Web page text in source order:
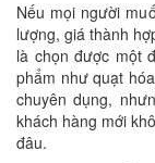
Nếu mọi người
lượng, giá thành
là chọn được một
phẩm như quạt
chuyên dụng,
khách hàng mới
đâu.